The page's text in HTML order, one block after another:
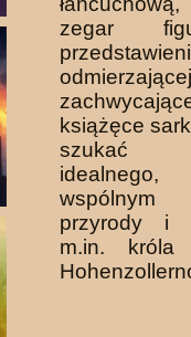
zegar
książęce
szukać
przyrody i
m.in.